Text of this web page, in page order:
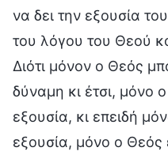
να δει την εξουσία
του λόγου του Θεού
Διότι μόνον ο Θεός
δύναμη κι έτσι, μόνο
εξουσία, κι επειδή
εξουσία, μόνο ο Θεός